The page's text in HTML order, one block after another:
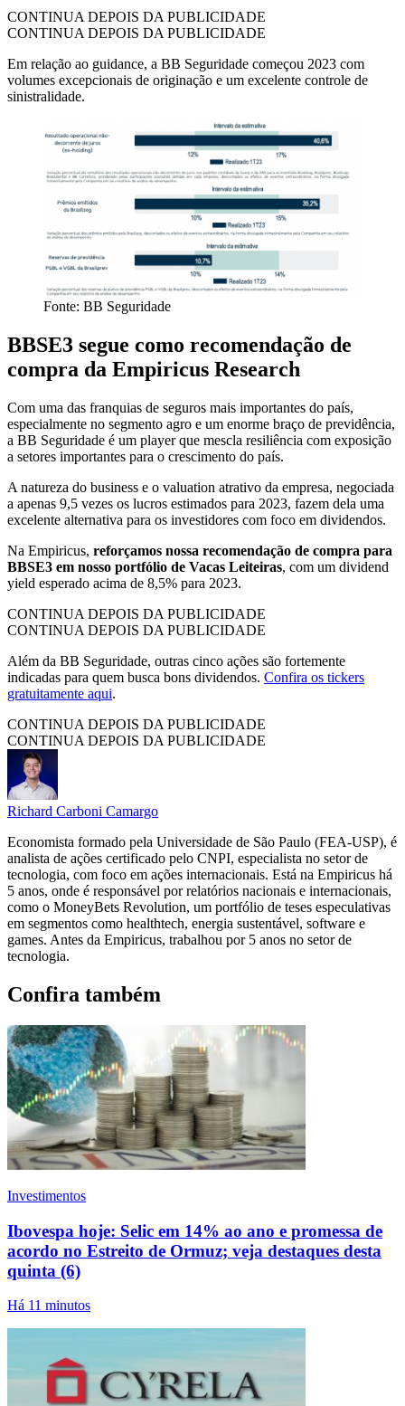
CONTINUA DEPOIS DA PUBLICIDADE
CONTINUA DEPOIS DA PUBLICIDADE
Em relação ao guidance, a BB Seguridade começou 2023 com
volumes excepcionais de originação e um excelente controle de
sinistralidade.
Fonte: BB Seguridade
BBSE3 segue como recomendação de
compra da Empiricus Research
Com uma das franquias de seguros mais importantes do país,
especialmente no segmento agro e um enorme braço de previdência,
a BB Seguridade é um player que mescla resiliência com exposição
a setores importantes para o crescimento do país.
A natureza do business e o valuation atrativo da empresa, negociada
a apenas 9,5 vezes os lucros estimados para 2023, fazem dela uma
excelente alternativa para os investidores com foco em dividendos.
Na Empiricus, reforçamos nossa recomendação de compra para
BBSE3 em nosso portfólio de Vacas Leiteiras, com um dividend
yield esperado acima de 8,5% para 2023.
CONTINUA DEPOIS DA PUBLICIDADE
CONTINUA DEPOIS DA PUBLICIDADE
Além da BB Seguridade, outras cinco ações são fortemente
indicadas para quem busca bons dividendos. Confira os tickers
gratuitamente aqui.
CONTINUA DEPOIS DA PUBLICIDADE
CONTINUA DEPOIS DA PUBLICIDADE
Richard Carboni Camargo
Economista formado pela Universidade de São Paulo (FEA-USP), é
analista de ações certificado pelo CNPI, especialista no setor de
tecnologia, com foco em ações internacionais. Está na Empiricus há
5 anos, onde é responsável por relatórios nacionais e internacionais,
como o MoneyBets Revolution, um portfólio de teses especulativas
em segmentos como healthtech, energia sustentável, software e
games. Antes da Empiricus, trabalhou por 5 anos no setor de
tecnologia.
Confira também
Investimentos
Ibovespa hoje: Selic em 14% ao ano e promessa de
acordo no Estreito de Ormuz; veja destaques desta
quinta (6)
Há 11 minutos